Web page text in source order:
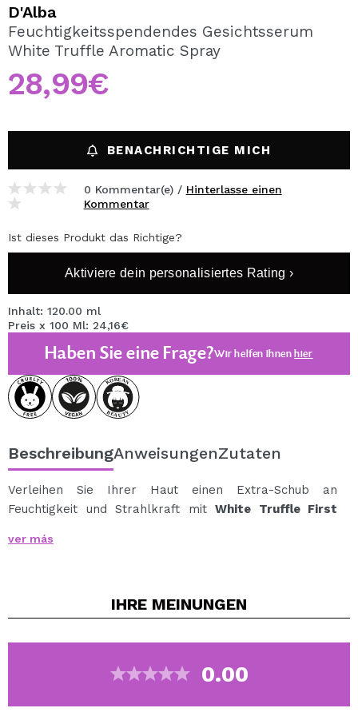
REGISTRIEREN
Durch die Erstellung eines Kontos bei Maquillalia.de
können Sie Ihre Einkäufe schnell tätigen, den Status Ihrer
Bestellungen überprüfen und Ihre bisherigen Vorgänge
einsehen.
BENUTZERKONTO ERSTELLEN
D'Alba
Feuchtigkeitsspendendes Gesichtsserum
White Truffle Aromatic Spray
28,99€
BENACHRICHTIGE MICH
0 Kommentar(e) / Hinterlasse einen
Kommentar
Ist dieses Produkt das Richtige?
Aktiviere dein personalisiertes Rating ›
Inhalt: 120.00 ml
Preis x 100 Ml: 24,16€
Haben Sie eine Frage?Wir helfen Ihnenhier
BeschreibungAnweisungenZutaten
Verleihen Sie Ihrer Haut einen Extra-Schub an
Feuchtigkeit und Strahlkraft mit White Truffle First
Gesichtsserum-Spray, angereichert mit
einer Serumschicht, um die Haut in einem einzigen
Die Ölphase enthält Avocadoöl, Sonnenblumenkernöl
nähren, sie weich zu machen und ihr ein strahlendes
ver más
IHRE MEINUNGEN
0.00